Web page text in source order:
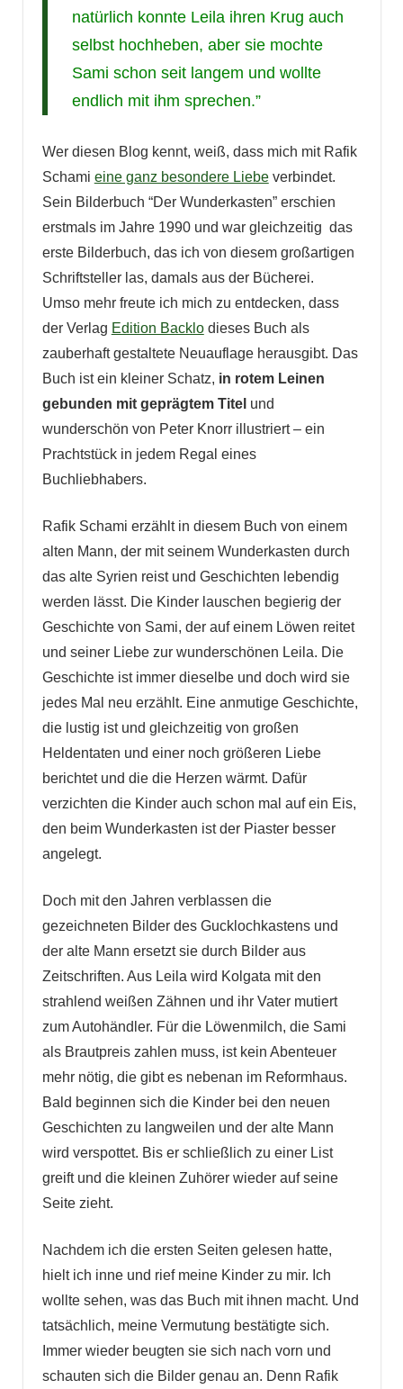
natürlich konnte Leila ihren Krug auch
selbst hochheben, aber sie mochte
Sami schon seit langem und wollte
endlich mit ihm sprechen.”
Wer diesen Blog kennt, weiß, dass mich mit Rafik
Schami eine ganz besondere Liebeverbindet.
Sein Bilderbuch “Der Wunderkasten” erschien
erstmals im Jahre 1990 und war gleichzeitig das
erste Bilderbuch, das ich von diesem großartigen
Schriftsteller las, damals aus der Bücherei.
Umso mehr freute ich mich zu entdecken, dass
der Verlag Edition Backlodieses Buch als
zauberhaft gestaltete Neuauflage herausgibt. Das
Buch ist ein kleiner Schatz, in rotem Leinen
gebunden mit geprägtem Titel und
wunderschön von Peter Knorr illustriert – ein
Prachtstück in jedem Regal eines
Buchliebhabers.
Rafik Schami erzählt in diesem Buch von einem
alten Mann, der mit seinem Wunderkasten durch
das alte Syrien reist und Geschichten lebendig
werden lässt. Die Kinder lauschen begierig der
Geschichte von Sami, der auf einem Löwen reitet
und seiner Liebe zur wunderschönen Leila. Die
Geschichte ist immer dieselbe und doch wird sie
jedes Mal neu erzählt. Eine anmutige Geschichte,
die lustig ist und gleichzeitig von großen
Heldentaten und einer noch größeren Liebe
berichtet und die die Herzen wärmt. Dafür
verzichten die Kinder auch schon mal auf ein Eis,
den beim Wunderkasten ist der Piaster besser
angelegt.
Doch mit den Jahren verblassen die
gezeichneten Bilder des Gucklochkastens und
der alte Mann ersetzt sie durch Bilder aus
Zeitschriften. Aus Leila wird Kolgata mit den
strahlend weißen Zähnen und ihr Vater mutiert
zum Autohändler. Für die Löwenmilch, die Sami
als Brautpreis zahlen muss, ist kein Abenteuer
mehr nötig, die gibt es nebenan im Reformhaus.
Bald beginnen sich die Kinder bei den neuen
Geschichten zu langweilen und der alte Mann
wird verspottet. Bis er schließlich zu einer List
greift und die kleinen Zuhörer wieder auf seine
Seite zieht.
Nachdem ich die ersten Seiten gelesen hatte,
hielt ich inne und rief meine Kinder zu mir. Ich
wollte sehen, was das Buch mit ihnen macht. Und
tatsächlich, meine Vermutung bestätigte sich.
Immer wieder beugten sie sich nach vorn und
schauten sich die Bilder genau an. Denn Rafik